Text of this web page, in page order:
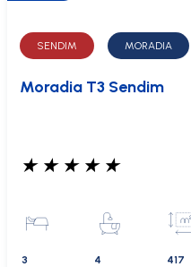
SENDIM MORADIA
Moradia T3 Sendim
★ ★ ★ ★ ★
3 4 417